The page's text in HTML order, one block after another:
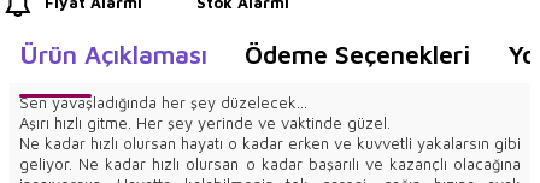
Ürün Açıklaması Ödeme Seçenekleri
Sen yavaşladığında her şey düzelecek...
Aşırı hızlı gitme. Her şey yerinde ve vaktinde güzel.
Ne kadar hızlı olursan hayatı o kadar erken ve kuvvetli yakalarsın gibi
geliyor. Ne kadar hızlı olursan o kadar başarılı ve kazançlı olacağına